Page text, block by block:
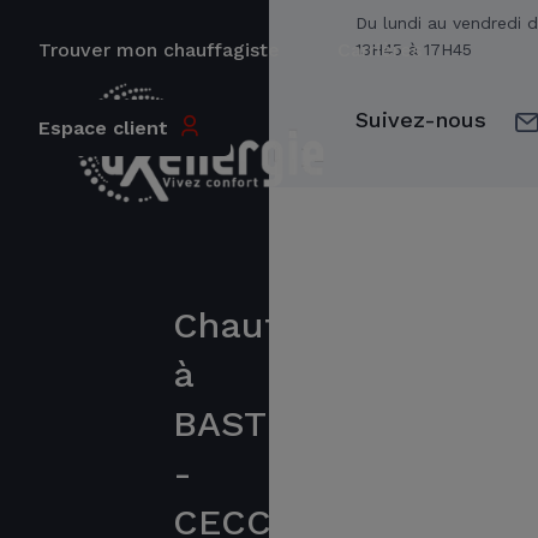
Trouver mon chauffagiste Carrières
Espace client
Chauffagiste
à
BASTIA
-
CECC
Du lundi au vendredi
13H45 à 17H45
Suivez-nous